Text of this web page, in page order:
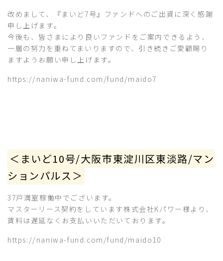
改めまして、『まいど7号』ファンドへのご出資に深く感謝
申し上げます。
今後も、皆さまにより良いファンドをご案内できるよう、
一層の努力を重ねてまいりますので、引き続きご愛顧賜り
ますようお願い申し上げます。
https://naniwa-fund.com/fund/maido7
＜まいど10号/大阪市東淀川区東淡路/マン
ションパルス＞
37戸満室稼働中でございます。
マスターリース契約をしています株式会社Kパワー様より、
賃料は遅延なくお支払いいただいております。
https://naniwa-fund.com/fund/maido10